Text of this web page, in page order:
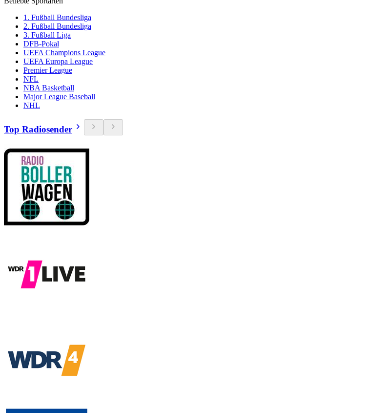
1. Fußball Bundesliga
2. Fußball Bundesliga
3. Fußball Liga
DFB-Pokal
UEFA Champions League
UEFA Europa League
Premier League
NFL
NBA Basketball
Major League Baseball
NHL
Top Radiosender